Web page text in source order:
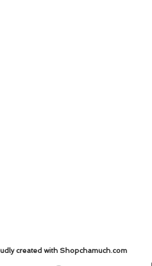
created with Shopchamuch.com